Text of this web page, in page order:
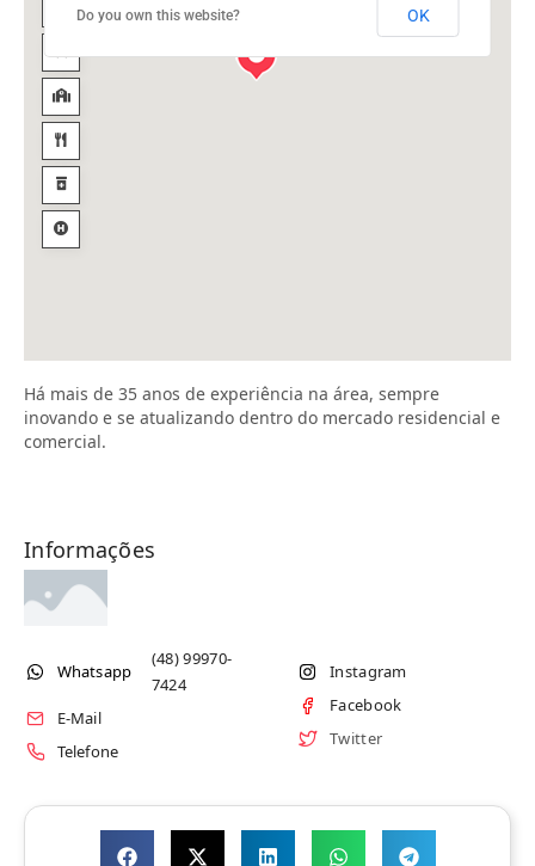
Do you own this website? OK
Há mais de 35 anos de experiência na área, sempre
inovando e se atualizando dentro do mercado residencial e
comercial.
Informações
Whatsapp
(48) 99970-
7424
E-Mail
Telefone
Instagram
Facebook
Twitter